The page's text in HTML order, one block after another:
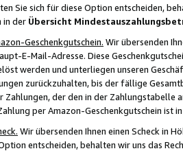
Sie sich für diese Option entscheiden,
in der Übersicht
Geschenkgutschein. Wir übersenden
E-Mail-Adresse. Diese
werden und unterliegen unseren
zurückzuhalten, bis der fällige
Zahlungen, der den in der
per Amazon-Geschenkgutschein ist
Wir übersenden Ihnen einen Scheck in
entscheiden, behalten wir uns das